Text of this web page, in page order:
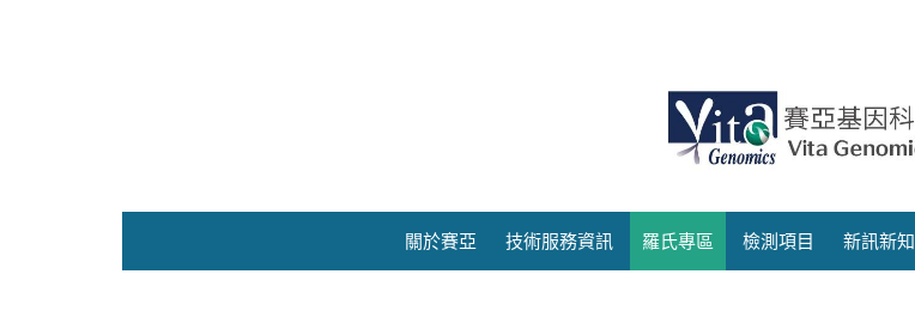
關於賽亞 技術服務資訊 羅氏專區 檢測項目 新訊新知